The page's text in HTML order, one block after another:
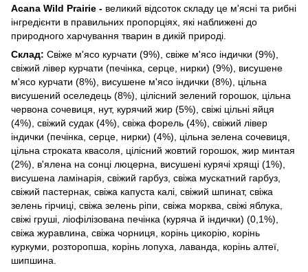
Acana Wild Prairie - великий відсоток складу це м'ясні та рибні
інгредієнти в правильних пропорціях, які наближені до
природного харчування тварин в дикій природі.
Склад: Свіже м'ясо курчати (9%), свіже м'ясо індички (9%),
свіжий лівер курчати (печінка, серце, нирки) (9%), висушене
м'ясо курчати (8%), висушене м'ясо індички (8%), цільна
висушений оселедець (8%), цілісний зелений горошок, цільна
червона сочевиця, нут, курячий жир (5%), свіжі цільні яйця
(4%), свіжий судак (4%), свіжа форель (4%), свіжий лівер
індички (печінка, серце, нирки) (4%), цільна зелена сочевиця,
цільна строката квасоля, цілісний жовтий горошок, жир минтая
(2%), в'ялена на сонці люцерна, висушені курячі хрящі (1%),
висушена ламінарія, свіжий гарбуз, свіжа мускатний гарбуз,
свіжий пастернак, свіжа капуста калі, свіжий шпинат, свіжа
зелень гірчиці, свіжа зелень ріпи, свіжа морква, свіжі яблука,
свіжі груші, ліофілізована печінка (куряча й індички) (0,1%),
свіжа журавлина, свіжа чорниця, корінь цикорію, корінь
куркуми, розторопша, корінь лопуха, лаванда, корінь алтеї,
шипшина.